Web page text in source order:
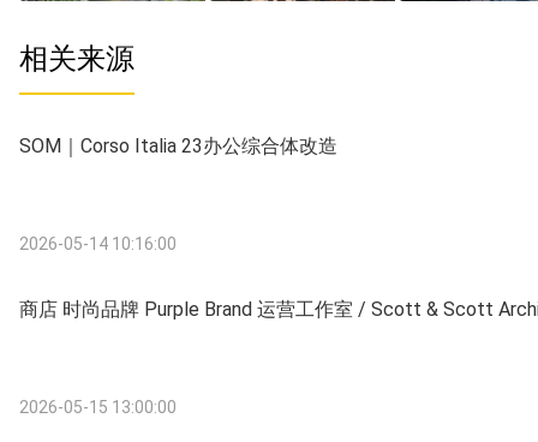
相关来源
SOM｜Corso Italia 23办公综合体改造
2026-05-14 10:16:00
商店 时尚品牌 Purple Brand 运营工作室 / Scott & Scott
2026-05-15 13:00:00